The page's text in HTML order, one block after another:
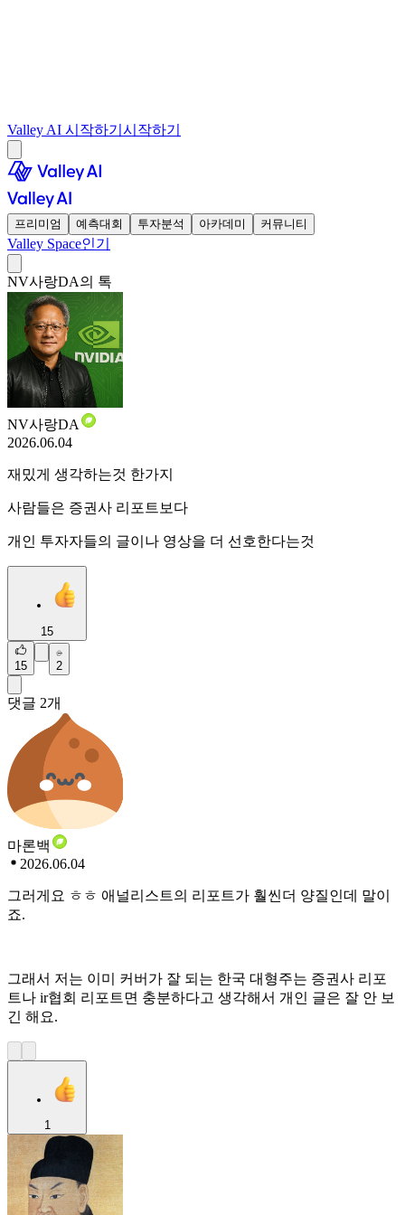
Valley AI 시작하기 시작하기
프리미엄 예측대회 투자분석 아카데미 커뮤니티
Valley Space인기
NV사랑DA의 톡
NV사랑DA
2026.06.04
재밌게 생각하는것 한가지
사람들은 증권사 리포트보다
개인 투자자들의 글이나 영상을 더 선호한다는것
15
15 2
댓글 2개
마론백
2026.06.04
그러게요 ㅎㅎ 애널리스트의 리포트가 훨씬더 양질인데 말이
죠.
그래서 저는 이미 커버가 잘 되는 한국 대형주는 증권사 리포
트나 ir협회 리포트면 충분하다고 생각해서 개인 글은 잘 안 보
긴 해요.
1